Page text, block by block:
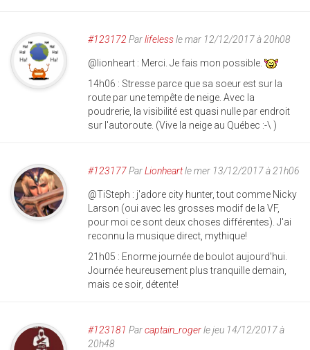
#123172 Parlifelessle mar 12/12/2017 à 20h08
@lionheart : Merci. Je fais mon possible.
14h06 : Stresse parce que sa soeur est sur la
route par une tempête de neige. Avec la
poudrerie, la visibilité est quasi nulle par endroit
sur l'autoroute. (Vive la neige au Québec :-\ )
#123177ParLionheartle mer 13/12/2017 à 21h06
@TiSteph : j'adore city hunter, tout comme Nicky
Larson (oui avec les grosses modif de la VF,
pour moi ce sont deux choses différentes). J'ai
reconnu la musique direct, mythique!
21h05 : Enorme journée de boulot aujourd'hui.
Journée heureusement plus tranquille demain,
mais ce soir, détente!
#123181 Parcaptain_rogerle jeu 14/12/2017 à
20h48